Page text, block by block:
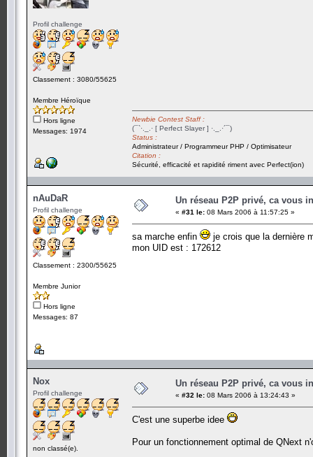
Profil challenge
Classement : 3080/55625
Membre Héroïque
Hors ligne
Messages: 1974
Newbie Contest Staff :
(¯`·._.· [ Perfect Slayer ] ·._.·´¯)
Status :
Administrateur / Programmeur PHP / Optimisateur
Citation :
Sécurité, efficacité et rapidité riment avec Perfect(ion)
nAuDaR
Profil challenge
Classement : 2300/55625
Membre Junior
Hors ligne
Messages: 87
Un réseau P2P privé, ca vous
« #31 le: 08 Mars 2006 à 11:57:25 »
sa marche enfin
je crois que la dernière
mon UID est : 172612
Nox
Profil challenge
non classé(e).
Un réseau P2P privé, ca vous
« #32 le: 08 Mars 2006 à 13:24:43 »
C'est une superbe idee
Pour un fonctionnement optimal de QNext